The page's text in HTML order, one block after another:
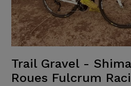
Trail Gravel -
Roues Fulcrum